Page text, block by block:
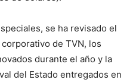
se ha revisado el
de TVN, los
durante el año y la
del Estado entregados en